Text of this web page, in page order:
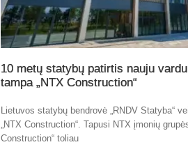
10 metų statybų patirtis nauju
tampa „NTX Construction“
Lietuvos statybų bendrovė „RNDV Statyba“
„NTX Construction“. Tapusi NTX įmonių
Construction“ toliau